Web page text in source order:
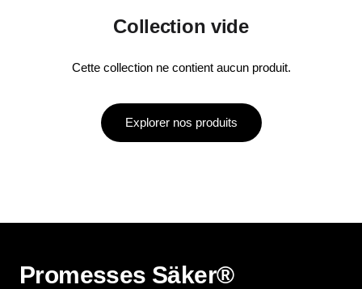
Collection vide
Cette collection ne contient aucun produit.
Explorer nos produits
Promesses Säker®